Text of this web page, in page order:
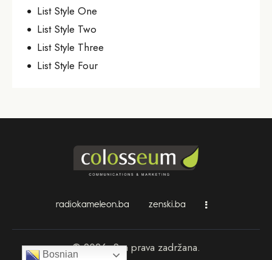
List Style One
List Style Two
List Style Three
List Style Four
radiokameleon.ba zenski.ba
© 2026. Sva prava zadržana.
Bosnian